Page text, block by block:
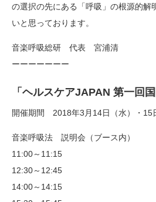
の選択の先にある「呼吸」の根源的解
いと思っております。
音楽呼吸総研 代表 宮浦清
ーーーーーーー
「ヘルスケアJAPAN 第一回
開催期間 2018年3月14日（水）・15
音楽呼吸法 説明会（ブース内）
11:00～11:15
12:30～12:45
14:00～14:15